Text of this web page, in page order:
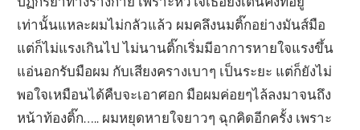
เท่านั้นแหละผมไม่กลัวแล้ว ผมคลึงนมติ๊กอย่างมันส์มือ
แต่ก็ไม่แรงเกินไป ไม่นานติ๊กเริ่มมีอาการหายใจแรงขึ้น
แอ่นอกรับมือผม กับเสียงครางเบาๆ เป็นระยะ แต่ก็ยังไม่
พอใจเหมือนได้คืบจะเอาศอก มือผมค่อยๆไล้ลงมาจนถึง
หน้าท้องติ๊ก….. ผมหยุดหายใจยาวๆ ฉุกคิดอีกครั้ง เพราะ